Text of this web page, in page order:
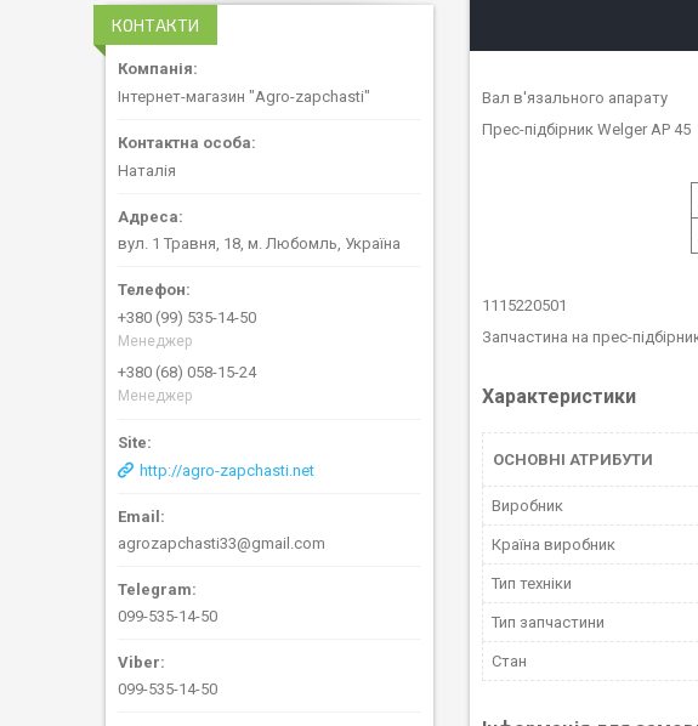
Вал в'язального апарату
Прес-підбірник Welger AP 45
1115220501
Запчастина на прес-
Характеристики
ОСНОВНІ АТРИБУТИ
Виробник
Країна виробник
Тип техніки
Тип запчастини
Стан
КОНТАКТИ
Інтернет-магазин "Agro-zapchasti"
Наталія
вул. 1 Травня, 18, м. Любомль, Україна
+380 (99) 535-14-50
Менеджер
+380 (68) 058-15-24
Менеджер
http://agro-zapchasti.net
agrozapchasti33@gmail.com
099-535-14-50
099-535-14-50